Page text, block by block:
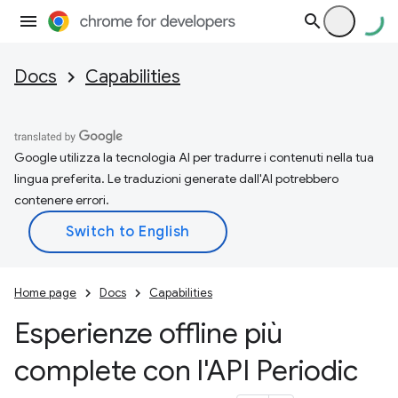
Docs Capabilities
Google utilizza la tecnologia AI per tradurre i contenuti nella tua
lingua preferita. Le traduzioni generate dall'AI potrebbero
contenere errori.
Home page Docs Capabilities
Esperienze offline più
complete con l'API Periodic